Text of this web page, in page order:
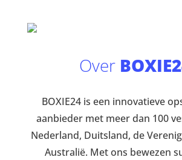
Over
BOXIE24 is een innovatieve
aanbieder met meer dan 100
Nederland, Duitsland, de
Australië. Met ons bewezen